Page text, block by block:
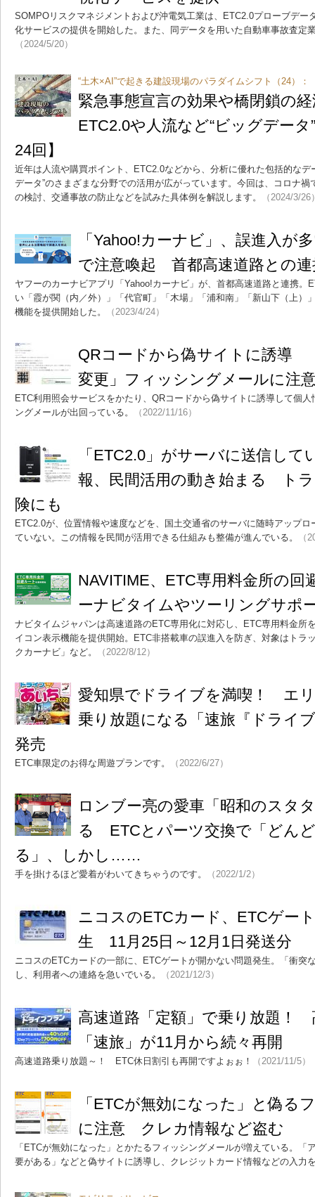
SOMPOリスクマネジメントおよび沖電気工業は、ETC2.0プローブデー
化サービスの提供を開始した。また、同データを用いた自動車事故査定
（2024/5/20）
“土木×AI”で起きる建設現場のパラダイムシフト（24）：
緊急事態宣言の効果や橋閉鎖の
ETC2.0や人流など“ビッグデータ
24回】
近年は人流や購買ポイント、ETC2.0などから、分析に優れた包括的なデ
データ”のさまざまな分野での活用が広がっています。今回は、コロナ
の検討、交通事故の防止などを試みた具体例を解説します。
（2024/3/26
「Yahoo!カーナビ」、誤進入が
で注意喚起 首都高速道路との連
ヤフーのカーナビアプリ「Yahoo!カーナビ」が、首都高速道路と連携。
い「霞が関（内／外）」「代官町」「木場」「浦和南」「新山下（上）
機能を提供開始した。
（2023/4/24）
QRコードから偽サイトに誘導
変更」フィッシングメールに注
ETC利用照会サービスをかたり、QRコードから偽サイトに誘導して個
ングメールが出回っている。
（2022/11/16）
「ETC2.0」がサーバに送信して
報、民間活用の動き始まる ト
険にも
ETC2.0が、位置情報や速度などを、国土交通省のサーバに随時アップ
ていない。この情報を民間が活用できる仕組みも整備が進んでいる。
（
NAVITIME、ETC専用料金所の
ーナビタイムやツーリングサポ
ナビタイムジャパンは高速道路のETC専用化に対応し、ETC専用料金所
イコン表示機能を提供開始。ETC非搭載車の誤進入を防ぎ、対象はトラ
クカーナビ」など。
（2022/8/12）
愛知県でドライブを満喫！ エ
乗り放題になる「速旅『ドライ
発売
ETC車限定のお得な周遊プランです。 （2022/6/27）
ロンブー亮の愛車「昭和のスタ
る ETCとパーツ交換で「どん
る」、しかし……
手を掛けるほど愛着がわいてきちゃうのです。 （2022/1/2）
ニコスのETCカード、ETCゲー
生 11月25日～12月1日発送分
ニコスのETCカードの一部に、ETCゲートが開かない問題発生。「衝突
し、利用者への連絡を急いでいる。
（2021/12/3）
高速道路「定額」で乗り放題！
「速旅」が11月から続々再開
高速道路乗り放題～！ ETC休日割引も再開ですよぉぉ！ （2021/11/5）
「ETCが無効になった」と偽る
に注意 クレカ情報など盗む
「ETCが無効になった」とかたるフィッシングメールが増えている。「
要がある」などと偽サイトに誘導し、クレジットカード情報などの入力